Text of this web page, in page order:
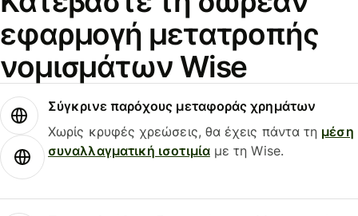
εφαρμογή μετατροπής
νομισμάτων Wise
Σύγκρινε παρόχους μεταφοράς χρημάτων
Χωρίς κρυφές χρεώσεις, θα έχεις πάντα τη μέση
συναλλαγματική ισοτιμίαμε τη Wise.